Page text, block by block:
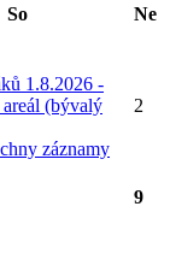
So Ne
1.8.2026 -
(bývalý
záznamy
2
9